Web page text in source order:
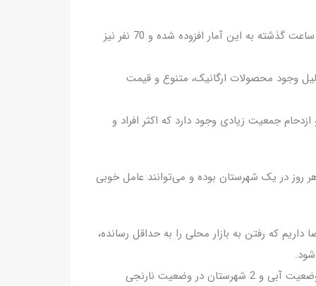
معاون بهداشتی دانشگاه علوم پزشکی گیلان گفت: 60 بیمار در 24 ساعت گذشته به این آمار افزوده شده و 70 نفر نیز
وجود محصولات ارگانیک، متنوع و قیمت
جمعیت زیادی وجود دارد که اکثر افراد و
روز در یک شهرستان بوده و می‌توانند عامل خوبی
که رفتن به بازار محلی را به حداقل رسانده،
شود.
در حال حاضر 11 شهرستان گیلان در وضعیت زرد، 4 شهرستان در وضعیت آبی و 2 شهرستان در وضعیت نارنجی